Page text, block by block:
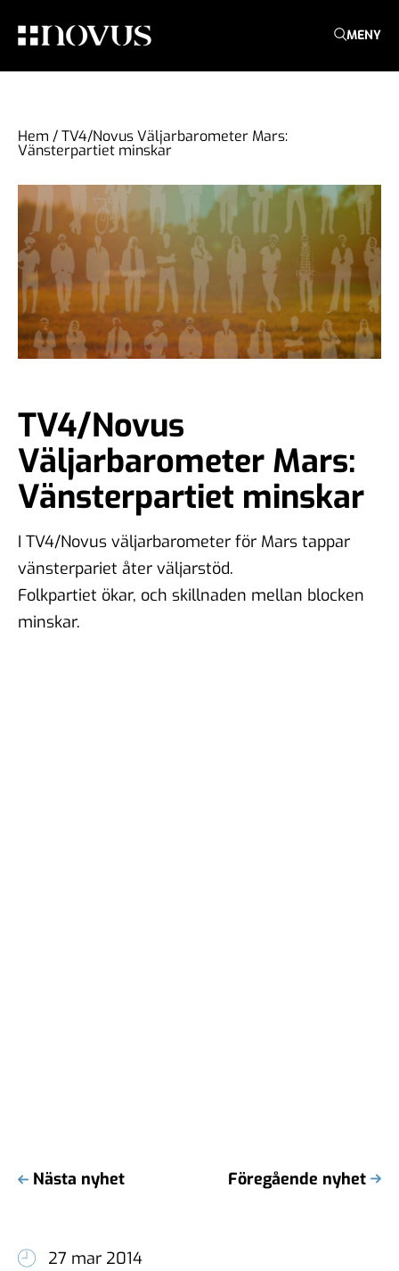
MENY
Hem /TV4/Novus Väljarbarometer Mars:
Vänsterpartiet minskar
TV4/Novus
Väljarbarometer Mars:
Vänsterpartiet minskar
I TV4/Novus väljarbarometer för Mars tappar
vänsterpariet åter väljarstöd.
Folkpartiet ökar, och skillnaden mellan blocken
minskar.
Nästa nyhet Föregående nyhet
27 mar 2014